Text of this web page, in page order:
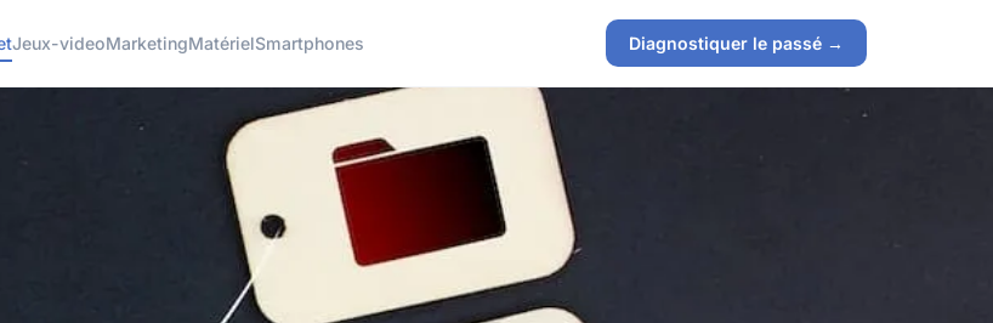
Jeux-videoMarketingMatérielSmartphones Diagnostiquer le passé →